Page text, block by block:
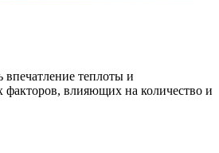
теплоты и
факторов, влияющих на количество и